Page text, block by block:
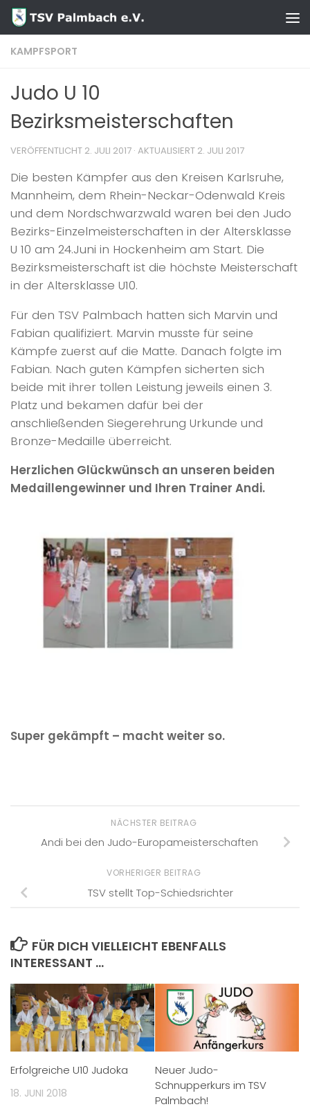
Zum Inhalt springen
KAMPFSPORT
Judo U 10
Bezirksmeisterschaften
VERÖFFENTLICHT 2. JULI 2017 · AKTUALISIERT 2. JULI 2017
Die besten Kämpfer aus den Kreisen Karlsruhe,
Mannheim, dem Rhein-Neckar-Odenwald Kreis
und dem Nordschwarzwald waren bei den Judo
Bezirks-Einzelmeisterschaften in der Altersklasse
U 10 am 24.Juni in Hockenheim am Start. Die
Bezirksmeisterschaft ist die höchste Meisterschaft
in der Altersklasse U10.
Für den TSV Palmbach hatten sich Marvin und
Fabian qualifiziert. Marvin musste für seine
Kämpfe zuerst auf die Matte. Danach folgte im
Fabian. Nach guten Kämpfen sicherten sich
beide mit ihrer tollen Leistung jeweils einen 3.
Platz und bekamen dafür bei der
anschließenden Siegerehrung Urkunde und
Bronze-Medaille überreicht.
Herzlichen Glückwünsch an unseren beiden
Medaillengewinner und Ihren Trainer Andi.
Super gekämpft – macht weiter so.
NÄCHSTER BEITRAG
Andi bei den Judo-Europameisterschaften
VORHERIGER BEITRAG
TSV stellt Top-Schiedsrichter
FÜR DICH VIELLEICHT EBENFALLS
INTERESSANT …
Erfolgreiche U10 Judoka
18. JUNI 2018
Neuer Judo-
Schnupperkurs im TSV
Palmbach!